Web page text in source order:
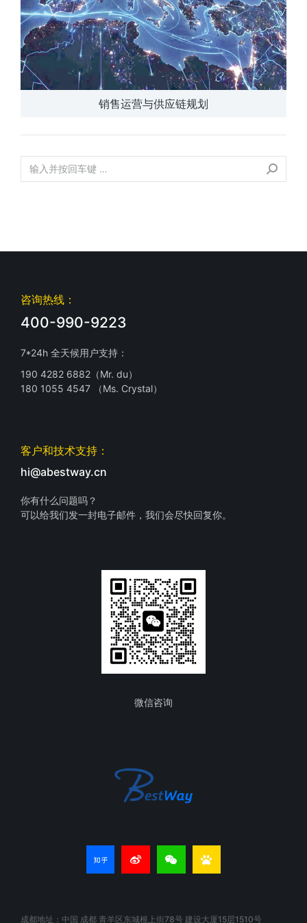
销售运营与供应链规划
咨询热线：
400-990-9223
7*24h 全天候用户支持：
190 4282 6882（Mr. du）
180 1055 4547 （Ms. Crystal）
客户和技术支持：
hi@abestway.cn
你有什么问题吗？
可以给我们发一封电子邮件，我们会尽快回复你。
微信咨询
成都地址：中国 成都 青羊区东城根上街78号 建设大厦15层1510号